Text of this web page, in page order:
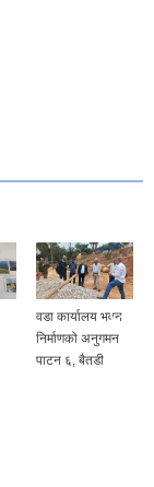
किचार मल्लासैना
बनारसी चन्‍नारैमान्डौ
सूर्नया सिलेट खानी